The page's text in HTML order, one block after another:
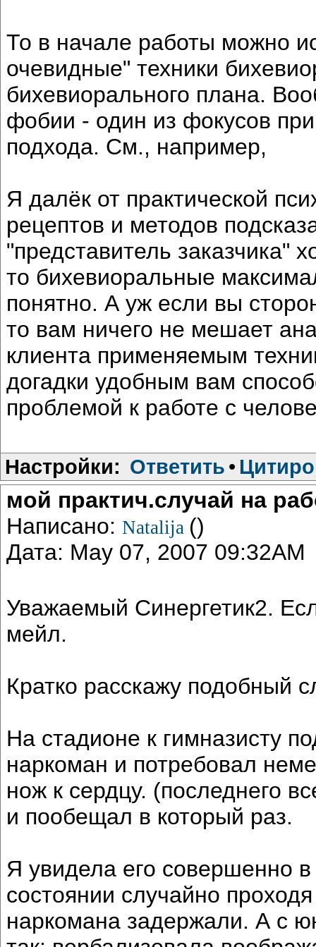
То в начале работы можно
очевидные" техники
бихевиорального плана.
фобии - один из фокусов
подхода. См., например,
Я далёк от практической
рецептов и методов
"представитель заказчика"
то бихевиоральные
понятно. А уж если вы
то вам ничего не мешает
клиента применяемым
догадки удобным вам
проблемой к работе с
Настройки: Ответить •
мой практич.случай на
Написано: Natalija ()
Дата: May 07, 2007 09:32AM
Уважаемый Синергетик2.
мейл.
Кратко расскажу подобный
На стадионе к гимназисту
наркоман и потребовал
нож к сердцу. (последнего
и пообещал в который раз.
Я увидела его совершенно
состоянии случайно
наркомана задержали. А с